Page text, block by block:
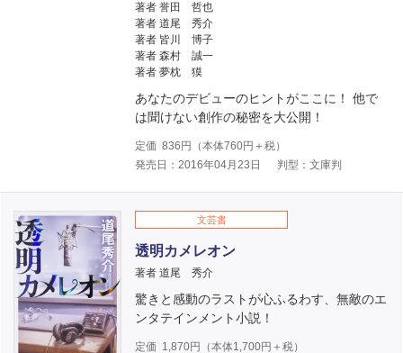
著者 誉田 哲也
著者 道尾 秀介
著者 皆川 博子
著者 森村 誠一
著者 夢枕 獏
あなたのデビューのヒントがここに！ 他で
は聞けない創作の秘密を大公開！
定価 836 円（本体760円＋税）
発売日：2016年04月23日
判型：文庫判
文芸書
透明カメレオン
著者 道尾 秀介
驚きと感動のラストが心ふるわす、無敵のエ
ンタテインメント小説！
定価 1,870円（本体1,700円＋税）